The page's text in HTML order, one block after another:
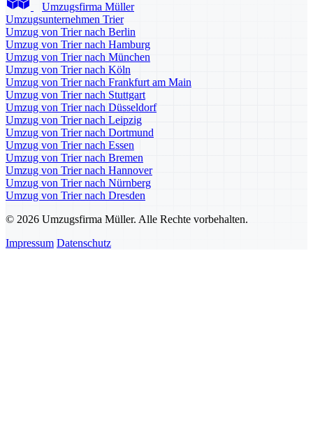
Umzugsfirma Müller
Umzugsunternehmen Trier
Umzug von Trier nach Berlin
Umzug von Trier nach Hamburg
Umzug von Trier nach München
Umzug von Trier nach Köln
Umzug von Trier nach Frankfurt am Main
Umzug von Trier nach Stuttgart
Umzug von Trier nach Düsseldorf
Umzug von Trier nach Leipzig
Umzug von Trier nach Dortmund
Umzug von Trier nach Essen
Umzug von Trier nach Bremen
Umzug von Trier nach Hannover
Umzug von Trier nach Nürnberg
Umzug von Trier nach Dresden
© 2026 Umzugsfirma Müller. Alle Rechte vorbehalten.
Impressum Datenschutz